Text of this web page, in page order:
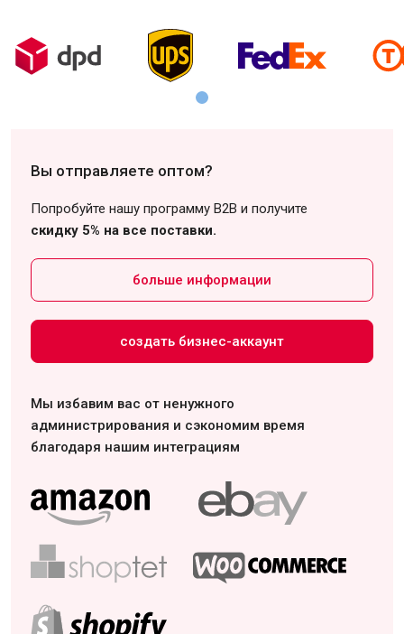
Вы отправляете оптом?
Попробуйте нашу программу B2B и получите
скидку 5% на все поставки.
больше информации
создать бизнес-аккаунт
Мы избавим вас от ненужного
администрирования и сэкономим время
благодаря нашим интеграциям